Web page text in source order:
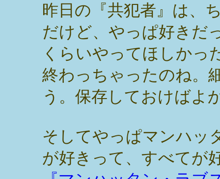
昨日の『共犯者』は、
だけど、やっぱ好きだ
くらいやってほしかっ
終わっちゃったのね。
う。保存しておけばよ
そしてやっぱマンハッ
が好きって、すべてが